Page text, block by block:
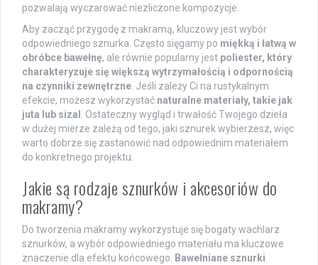
pozwalają wyczarować niezliczone kompozycje.
Aby zacząć przygodę z makramą, kluczowy jest wybór
odpowiedniego sznurka. Często sięgamy po miękką i łatwą w
obróbce bawełnę, ale równie popularny jest poliester, który
charakteryzuje się większą wytrzymałością i odpornością
na czynniki zewnętrzne . Jeśli zależy Ci na rustykalnym
efekcie, możesz wykorzystać naturalne materiały, takie jak
juta lub sizal . Ostateczny wygląd i trwałość Twojego dzieła
w dużej mierze zależą od tego, jaki sznurek wybierzesz, więc
warto dobrze się zastanowić nad odpowiednim materiałem
do konkretnego projektu.
Jakie są rodzaje sznurków i akcesoriów do
makramy?
Do tworzenia makramy wykorzystuje się bogaty wachlarz
sznurków, a wybór odpowiedniego materiału ma kluczowe
znaczenie dla efektu końcowego. Bawełniane sznurki